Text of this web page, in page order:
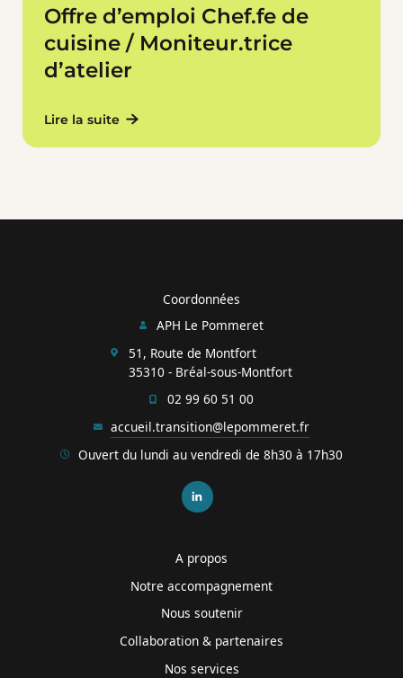
Offre d’emploi Chef.fe de
cuisine / Moniteur.trice
d’atelier
Lire la suite
Coordonnées
APH Le Pommeret
51, Route de Montfort
35310 - Bréal-sous-Montfort
02 99 60 51 00
accueil.transition@lepommeret.fr
Ouvert du lundi au vendredi de 8h30 à 17h30
A propos
Notre accompagnement
Nous soutenir
Collaboration & partenaires
Nos services